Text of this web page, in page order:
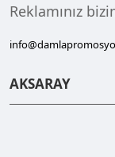
Reklamınız
AKSARAY